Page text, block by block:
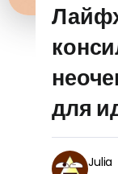
для
Julia